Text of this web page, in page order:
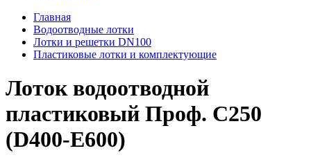
Главная
Водоотводные лотки
Лотки и решетки DN100
Пластиковые лотки и комплектующие
Лоток водоотводной
пластиковый Проф. С250
(D400-Е600)